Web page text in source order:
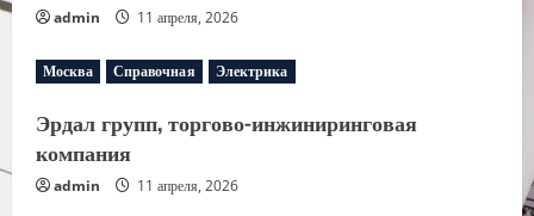
admin 11 апреля, 2026
Москва Справочная Электрика
Эрдал групп, торгово-инжиниринговая
компания
admin 11 апреля, 2026